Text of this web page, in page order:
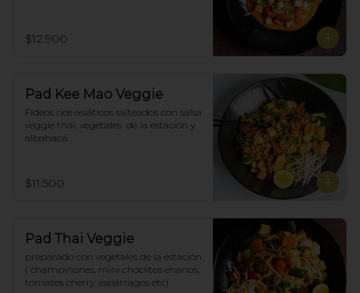
$12.900
Pad Kee Mao Veggie
Fideos rice asiáticos salteados con salsa
veggie thai, vegetales  de la estación y
albahaca.
$11.500
Pad Thai Veggie
preparado con vegetales de la estación,
( champiñones, mini choclitos enanos,
tomates cherry, espárragos etc)